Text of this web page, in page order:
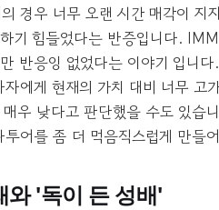
경우 너무 오랜 시간 매각이
기 힘들었다는 반증입니다.
반응잉 없었다는 이야기 입니
에게 현재의 가치 대비 너무 고
우 낮다고 판단했을 수도 있
어를 좀 더 먹음직스럽게 만들
와 '독이 든 성배'